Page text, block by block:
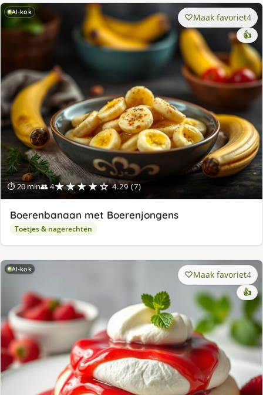
AI-kok
⏱ 20 min👥 4★★★★☆ 4.29 (7)
Maak favoriet4
👍
Boerenbanaan met Boerenjongens
Toetjes & nagerechten
AI-kok Maak favoriet4
👍